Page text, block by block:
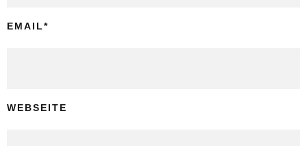
EMAIL*
WEBSEITE